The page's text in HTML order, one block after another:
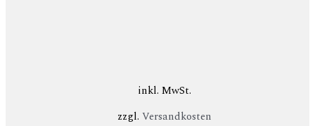
inkl. MwSt.
zzgl. Versandkosten